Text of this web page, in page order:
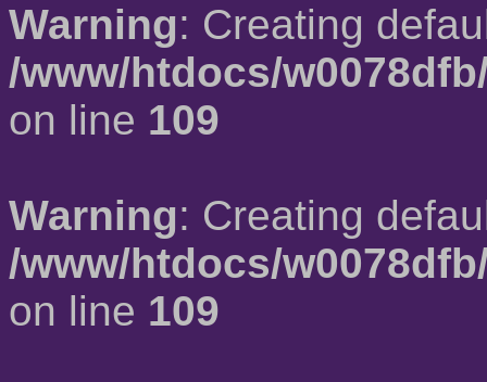
Warning: Creating
/www/htdocs/
on line 109
Warning: Creating
/www/htdocs/
on line 109